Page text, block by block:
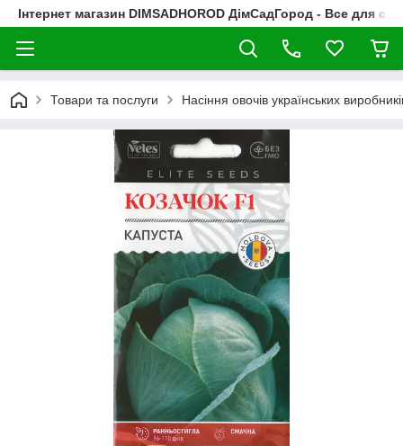
Інтернет магазин DIMSADHOROD ДімСадГород - Все для
Товари та послуги Насіння овочів українських